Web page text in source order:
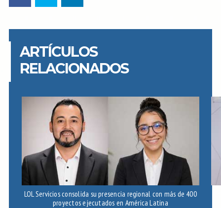
ARTÍCULOS
RELACIONADOS
LOL Servicios consolida su presencia regional con más de 400
proyectos ejecutados en América Latina